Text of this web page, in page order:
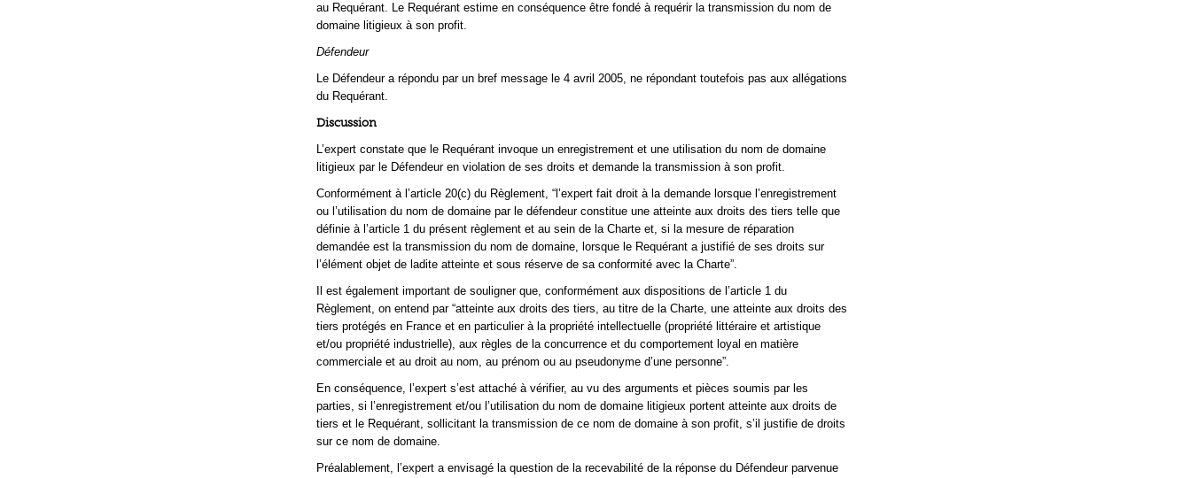
au Requérant. Le Requérant estime en conséquence être fondé à requérir la transmission du nom de
domaine litigieux à son profit.
Défendeur
Le Défendeur a répondu par un bref message le 4 avril 2005, ne répondant toutefois pas aux allégations
du Requérant.
Discussion
L’expert constate que le Requérant invoque un enregistrement et une utilisation du nom de domaine
litigieux par le Défendeur en violation de ses droits et demande la transmission à son profit.
Conformément à l’article 20(c) du Règlement, “l’expert fait droit à la demande lorsque l’enregistrement
ou l’utilisation du nom de domaine par le défendeur constitue une atteinte aux droits des tiers telle que
définie à l’article 1 du présent règlement et au sein de la Charte et, si la mesure de réparation
demandée est la transmission du nom de domaine, lorsque le Requérant a justifié de ses droits sur
l’élément objet de ladite atteinte et sous réserve de sa conformité avec la Charte”.
Il est également important de souligner que, conformément aux dispositions de l’article 1 du
Règlement, on entend par “atteinte aux droits des tiers, au titre de la Charte, une atteinte aux droits des
tiers protégés en France et en particulier à la propriété intellectuelle (propriété littéraire et artistique
et/ou propriété industrielle), aux règles de la concurrence et du comportement loyal en matière
commerciale et au droit au nom, au prénom ou au pseudonyme d’une personne”.
En conséquence, l’expert s’est attaché à vérifier, au vu des arguments et pièces soumis par les
parties, si l’enregistrement et/ou l’utilisation du nom de domaine litigieux portent atteinte aux droits de
tiers et le Requérant, sollicitant la transmission de ce nom de domaine à son profit, s’il justifie de droits
sur ce nom de domaine.
Préalablement, l’expert a envisagé la question de la recevabilité de la réponse du Défendeur parvenue